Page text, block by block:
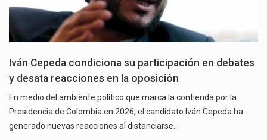
Iván Cepeda condiciona su participación en debates
y desata reacciones en la oposición
En medio del ambiente político que marca la contienda por la
Presidencia de Colombia en 2026, el candidato Iván Cepeda ha
generado nuevas reacciones al distanciarse…